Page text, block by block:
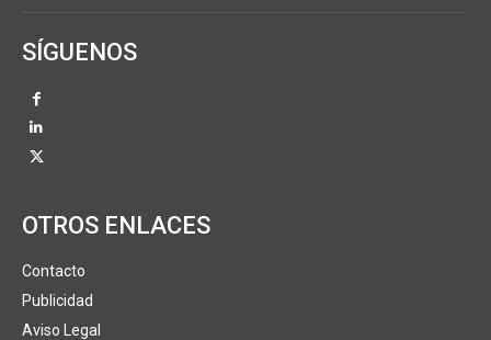
SÍGUENOS
OTROS ENLACES
Contacto
Publicidad
Aviso Legal